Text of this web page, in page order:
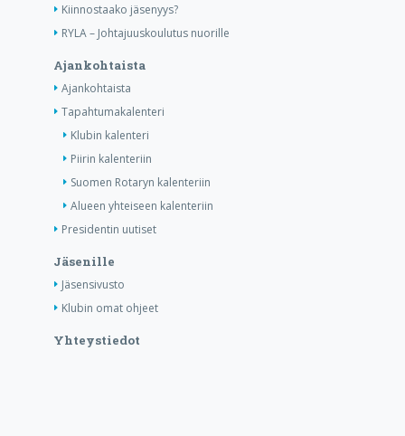
Kiinnostaako jäsenyys?
RYLA – Johtajuuskoulutus nuorille
Ajankohtaista
Ajankohtaista
Tapahtumakalenteri
Klubin kalenteri
Piirin kalenteriin
Suomen Rotaryn kalenteriin
Alueen yhteiseen kalenteriin
Presidentin uutiset
Jäsenille
Jäsensivusto
Klubin omat ohjeet
Yhteystiedot